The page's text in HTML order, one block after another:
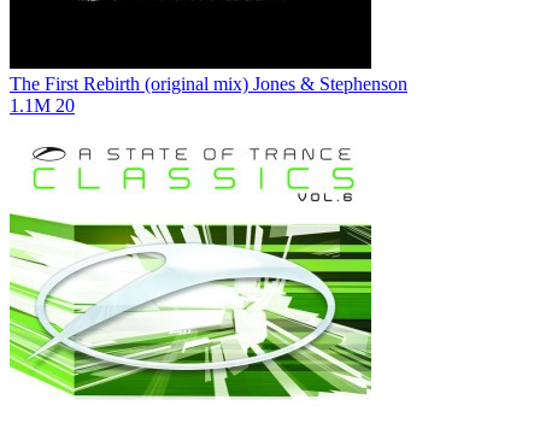
The First Rebirth (original mix) Jones & Stephenson
1.1M 20